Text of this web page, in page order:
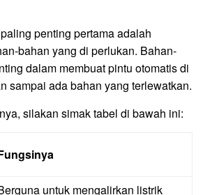
penting pertama adalah
bahan yang di perlukan. Bahan-
dalam membuat pintu otomatis di
sampai ada bahan yang terlewatkan.
silakan simak tabel di bawah ini:
untuk mengalirkan listrik